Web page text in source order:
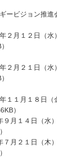
ビジョン推進
月１２日（水）
月２１日（水）
１月１８日（
）
月１４日（水）
月２１日（木）